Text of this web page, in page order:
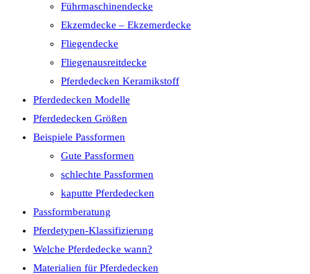
Führmaschinendecke
Ekzemdecke – Ekzemerdecke
Fliegendecke
Fliegenausreitdecke
Pferdedecken Keramikstoff
Pferdedecken Modelle
Pferdedecken Größen
Beispiele Passformen
Gute Passformen
schlechte Passformen
kaputte Pferdedecken
Passformberatung
Pferdetypen-Klassifizierung
Welche Pferdedecke wann?
Materialien für Pferdedecken